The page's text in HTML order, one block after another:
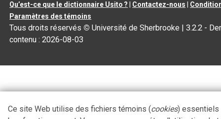
Qu’est-ce que le dictionnaire Usito ? Contactez-nous
Paramètres des témoins
Tous droits réservés © Université de Sherbrooke |3.2.2 -
contenu :2026-08-03
Ce site Web utilise des fichiers témoins (cookies) essentiels